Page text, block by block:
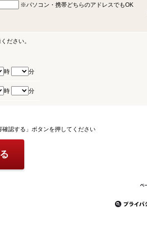
※パソコン・携帯どちらのアドレスでもOK
ださい。
時 分
時 分
認する」ボタンを押してください